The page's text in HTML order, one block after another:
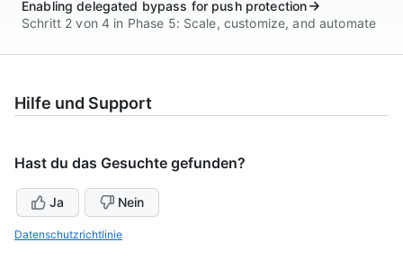
Enabling delegated bypass for push protection
Schritt 2 von 4 in Phase 5: Scale, customize, and automate
Hilfe und Support
Hast du das Gesuchte gefunden?
Ja Nein
Datenschutzrichtlinie